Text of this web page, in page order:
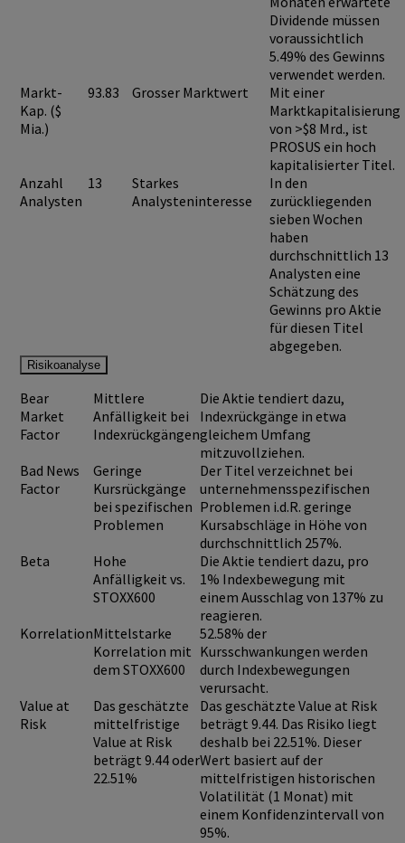
Dividende müssen
voraussichtlich
5.49% des Gewinns
verwendet werden.
Markt-
Kap. ($
Mia.)
93.83 Grosser Marktwert
Mit einer
Marktkapitalisierung
von >$8 Mrd., ist
PROSUS ein hoch
kapitalisierter Titel.
Anzahl
Analysten
13
Starkes
Analysteninteresse
In den
zurückliegenden
sieben Wochen
haben
durchschnittlich 13
Analysten eine
Schätzung des
Gewinns pro Aktie
für diesen Titel
abgegeben.
Risikoanalyse
Bear
Market
Factor
Mittlere
Anfälligkeit bei
Indexrückgängen
Die Aktie tendiert dazu,
Indexrückgänge in etwa
gleichem Umfang
mitzuvollziehen.
Bad News
Factor
Geringe
Kursrückgänge
bei spezifischen
Problemen
Der Titel verzeichnet bei
unternehmensspezifischen
Problemen i.d.R. geringe
Kursabschläge in Höhe von
durchschnittlich 257%.
Beta
Hohe
Anfälligkeit vs.
STOXX600
Die Aktie tendiert dazu, pro
1% Indexbewegung mit
einem Ausschlag von 137% zu
reagieren.
KorrelationMittelstarke
Korrelation mit
dem STOXX600
52.58% der
Kursschwankungen werden
durch Indexbewegungen
verursacht.
Value at
Risk
Das geschätzte
mittelfristige
Value at Risk
beträgt 9.44 oder
22.51%
Das geschätzte Value at Risk
beträgt 9.44. Das Risiko liegt
deshalb bei 22.51%. Dieser
Wert basiert auf der
mittelfristigen historischen
Volatilität (1 Monat) mit
einem Konfidenzintervall von
95%.